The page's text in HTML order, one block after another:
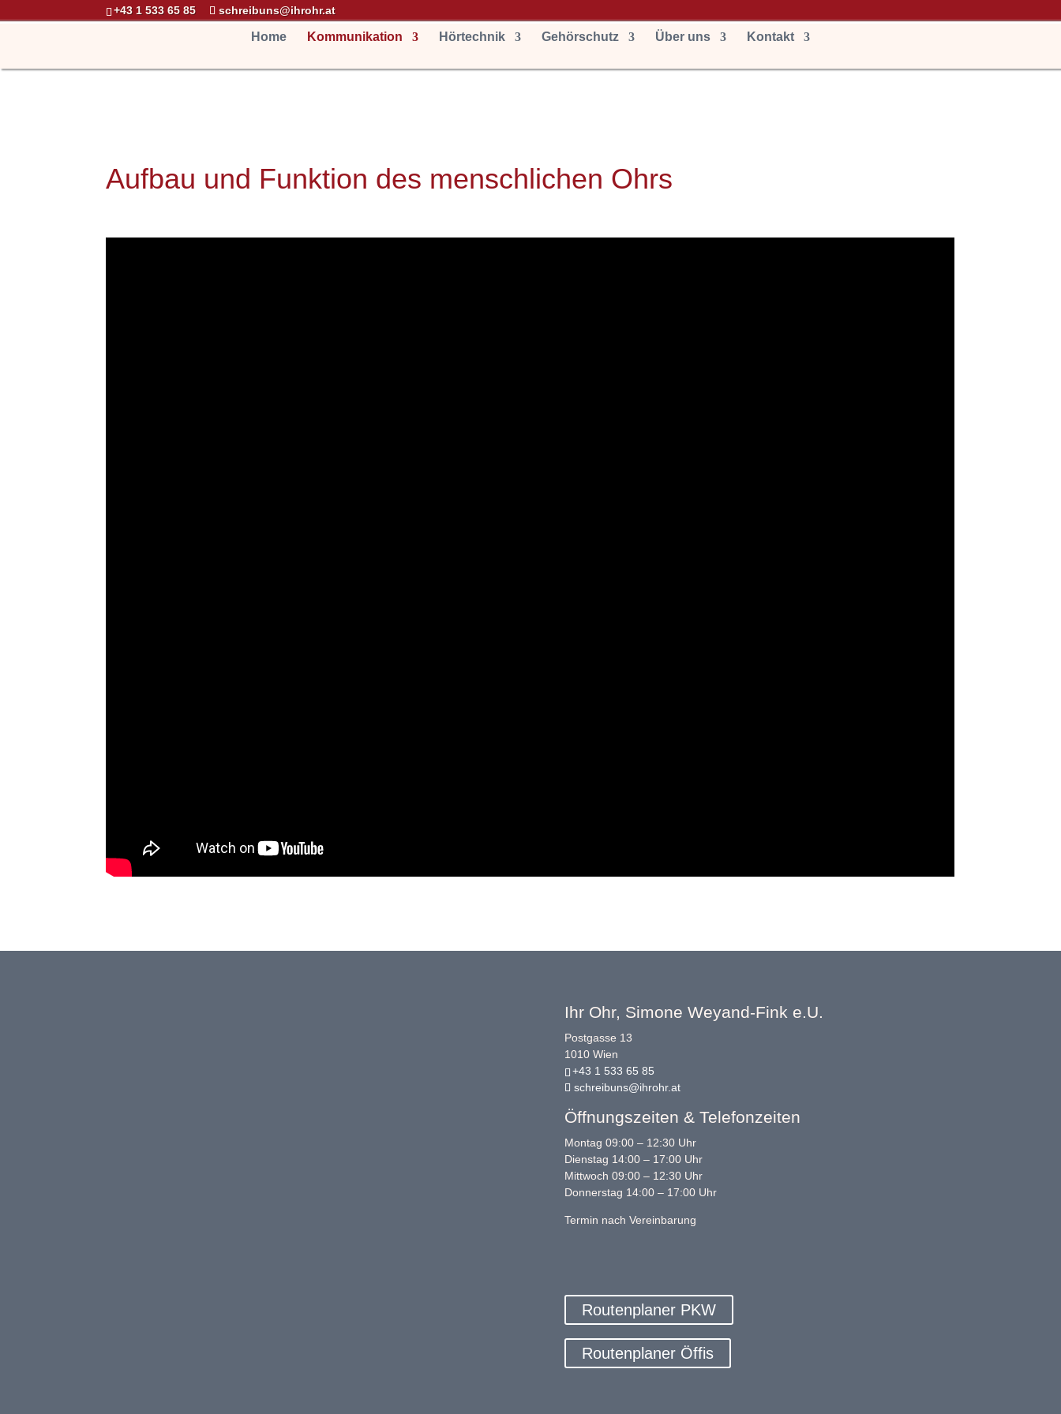
+43 1 533 65 85 schreibuns@ihrohr.at
Home Kommunikation Hörtechnik Gehörschutz Über uns Kontakt
Aufbau und Funktion des menschlichen Ohrs
Ihr Ohr, Simone Weyand-Fink e.U.
Postgasse 13
1010 Wien
+43 1 533 65 85
schreibuns@ihrohr.at
Öffnungszeiten & Telefonzeiten
Montag 09:00 – 12:30 Uhr
Dienstag 14:00 – 17:00 Uhr
Mittwoch 09:00 – 12:30 Uhr
Donnerstag 14:00 – 17:00 Uhr
Termin nach Vereinbarung
Routenplaner PKW
Routenplaner Öffis